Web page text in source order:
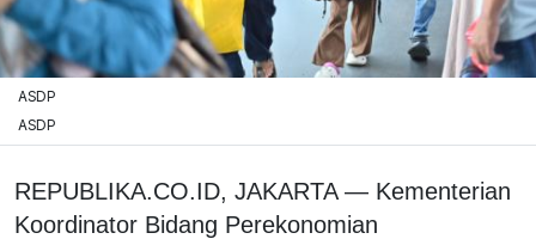
ASDP
ASDP
REPUBLIKA.CO.ID, JAKARTA — Kementerian
Koordinator Bidang Perekonomian